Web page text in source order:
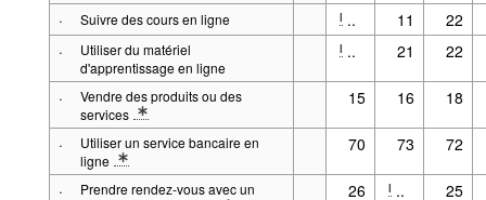
·
Suivre des cours en ligne l .. 11
22
·
Utiliser du matériel
d'apprentissage en ligne
l .. 21 22
·
Vendre des produits ou des
services
* Note: Sur un site Internet ou une application p.ex. eBay, Facebook
15 16 18
·
Utiliser un service bancaire en
ligne
* Note: y compris banque mobile
70 73 72
·
Prendre rendez-vous avec un
26 l .. 25